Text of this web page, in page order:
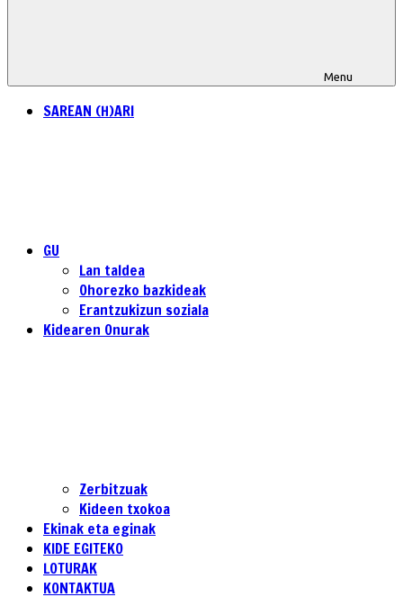
Menu
SAREAN (H)ARI
GU
Lan taldea
Ohorezko bazkideak
Erantzukizun soziala
Kidearen Onurak
Zerbitzuak
Kideen txokoa
Ekinak eta eginak
KIDE EGITEKO
LOTURAK
KONTAKTUA